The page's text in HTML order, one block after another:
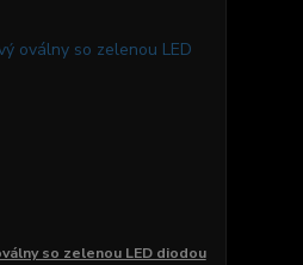
so zelenou LED diodou